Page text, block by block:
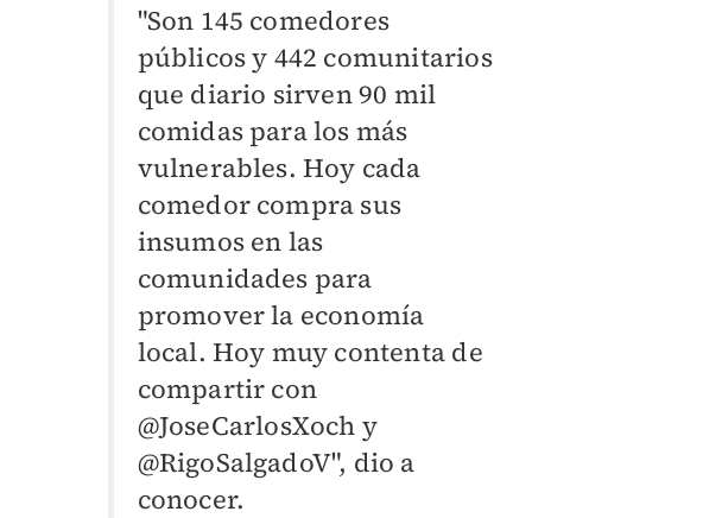
"Son 145 comedores
públicos y 442 comunitarios
que diario sirven 90 mil
comidas para los más
vulnerables. Hoy cada
comedor compra sus
insumos en las
comunidades para
promover la economía
local. Hoy muy contenta de
compartir con
@JoseCarlosXoch y
@RigoSalgadoV", dio a
conocer.